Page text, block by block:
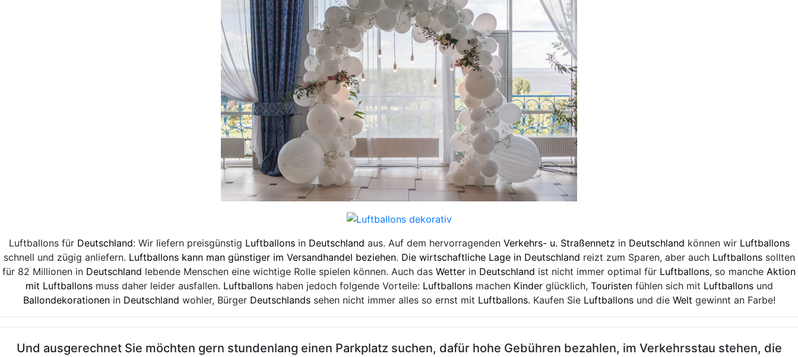
Luftballons für Deutschland: Wir liefern preisgünstig Luftballonsin Deutschland aus. Auf dem hervorragenden Verkehrs- u. Straßennetz in Deutschland können wir Luftballons
schnell und zügig anliefern. Luftballons kann man günstiger im Versandhandel beziehen. Die wirtschaftliche Lage in Deutschland reizt zum Sparen, aber auch Luftballonssollten
für 82 Millionen in Deutschland lebende Menschen eine wichtige Rolle spielen können. Auch das Wetter in Deutschland ist nicht immer optimal für Luftballons, so manche Aktion
mit Luftballonsmuss daher leider ausfallen. Luftballonshaben jedoch folgende Vorteile: Luftballonsmachen Kinderglücklich, Touristenfühlen sich mit Luftballonsund
Ballondekorationenin Deutschland wohler, Bürger Deutschlandssehen nicht immer alles so ernst mit Luftballons. Kaufen Sie Luftballonsund die Welt gewinnt an Farbe!
Und ausgerechnet Sie möchten gern stundenlang einen Parkplatz suchen, dafür hohe Gebühren bezahlen, im Verkehrsstau stehen, die